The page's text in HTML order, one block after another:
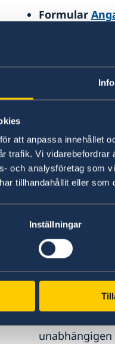
att anpassa innehållet
trafik. Vi
och analysföretag som
tillhandahållit eller
Inställningar
Formular
Gültiger
Ausgefülltes
der
Zwei aktuelle
Minderjährige
Eine
Formular
beiden